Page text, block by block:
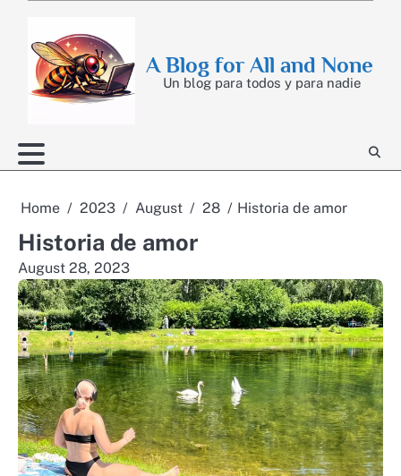
content
A Blog for All and None
Un blog para todos y para nadie
Home 2023 August 28 Historia de amor
Historia de amor
August 28, 2023